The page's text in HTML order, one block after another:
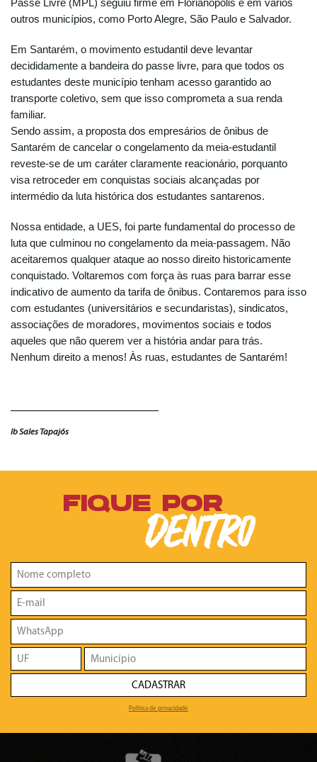
Passe Livre (MPL) seguiu firme em Florianópolis e em vários
outros municípios, como Porto Alegre, São Paulo e Salvador.
Em Santarém, o movimento estudantil deve levantar
decididamente a bandeira do passe livre, para que todos os
estudantes deste município tenham acesso garantido ao
transporte coletivo, sem que isso comprometa a sua renda
familiar.
Sendo assim, a proposta dos empresários de ônibus de
Santarém de cancelar o congelamento da meia-estudantil
reveste-se de um caráter claramente reacionário, porquanto
visa retroceder em conquistas sociais alcançadas por
intermédio da luta histórica dos estudantes santarenos.
Nossa entidade, a UES, foi parte fundamental do processo de
luta que culminou no congelamento da meia-passagem. Não
aceitaremos qualquer ataque ao nosso direito historicamente
conquistado. Voltaremos com força às ruas para barrar esse
indicativo de aumento da tarifa de ônibus. Contaremos para isso
com estudantes (universitários e secundaristas), sindicatos,
associações de moradores, movimentos sociais e todos
aqueles que não querem ver a história andar para trás.
Nenhum direito a menos! Às ruas, estudantes de Santarém!
Ib Sales Tapajós
FIQUE POR
DENTRO
CADASTRAR
Política de privacidade